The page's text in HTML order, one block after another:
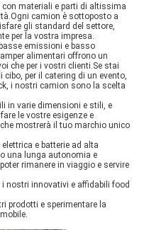
materiali e parti di altissima
camion è sottoposto a
gli standard del settore,
per la vostra impresa.
emissioni e basso
alimentari offrono un
che per i vostri clienti.Se stai
per il catering di un evento,
i nostri camion sono la scelta
in varie dimensioni e stili, e
le vostre esigenze e
mostrerà il tuo marchio unico
e batterie ad alta
una lunga autonomia e
rimanere in viaggio e servire
nostri innovativi e affidabili food
prodotti e sperimentare la